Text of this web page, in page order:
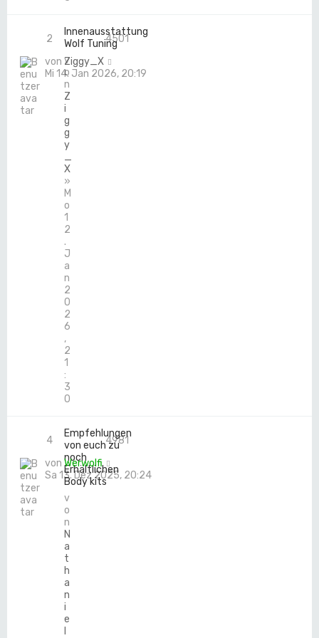
Innenausstattung
Wolf Tuning
v
o
n
Z
i
g
g
y
_
X
»
M
o
1
2
.
J
a
n
2
0
2
6
,
2
1
:
3
0
2
4501
von Ziggy_X
Mi 14. Jan 2026, 20:19
Empfehlungen
von euch zu
noch
Erhältlichen
Body kits
v
o
n
N
a
t
h
a
n
i
e
4
4981
von Werwolfi
Sa 13. Dez 2025, 20:24